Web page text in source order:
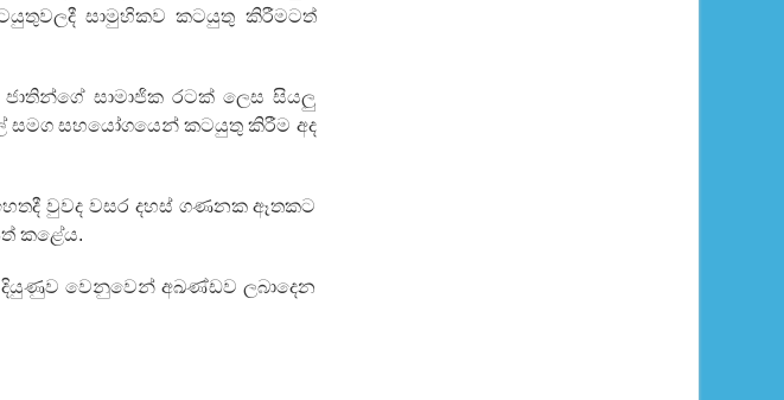
සාමුහිකව කටයුතු කිරීමටත්
සාමාජික රටක් ලෙස සියලු
සමග සහයෝගයෙන් කටයුතු කිරීම අද
වුවද වසර දහස් ගණනක ඈතකට
කළේය.
දියුණුව වෙනුවෙන් අඛණ්ඩව ලබාදෙන